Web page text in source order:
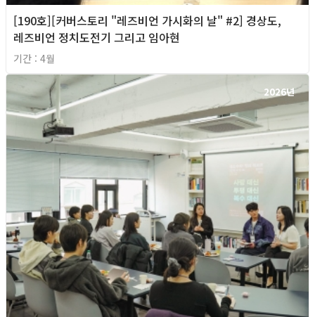
[190호][커버스토리 "레즈비언 가시화의 날" #2] 경상도,
레즈비언 정치도전기 그리고 임아현
기간 : 4월
2026년